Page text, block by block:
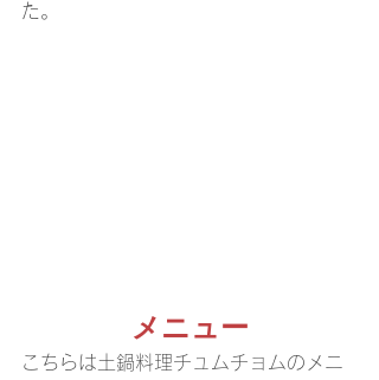
た。
メニュー
こちらは土鍋料理チュムチョムのメニ